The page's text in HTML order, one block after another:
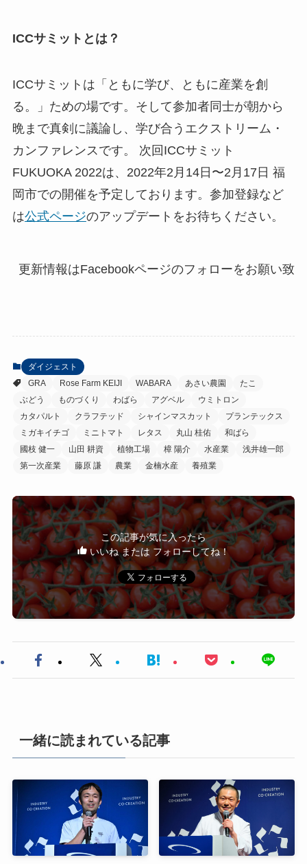
ICCサミットとは？
ICCサミットは「ともに学び、ともに産業を創
る。」ための場です。そして参加者同士が朝から
晩まで真剣に議論し、学び合うエクストリーム・
カンファレンスです。 次回ICCサミット
FUKUOKA 2022は、2022年2月14日〜2月17日 福
岡市での開催を予定しております。参加登録など
は公式ページのアップデート をお待ちください。
更新情報はFacebookページのフォローをお願い致
ダイジェスト
GRA
Rose Farm KEIJI WABARA あさい農園
たこ
ぶどう
ものづくり わばら アグベル
ウミトロン
カタパルト
クラフテッド シャインマスカット
プランテックス
ミガキイチゴ
ミニトマト レタス 丸山 桂佑
和ばら
國枝 健一
山田 耕資 植物工場 樟 陽介 水産業
浅井雄一郎
第一次産業
藤原 謙 農業 金楠水産 養殖業
この記事が気に入ったら
いいね または フォローしてね！
一緒に読まれている記事